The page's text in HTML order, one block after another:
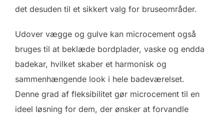
det desuden til et sikkert valg for bruseområder.
Udover vægge og gulve kan microcement også
bruges til at beklæde bordplader, vaske og endda
badekar, hvilket skaber et harmonisk og
sammenhængende look i hele badeværelset.
Denne grad af fleksibilitet gør microcement til en
ideel løsning for dem, der ønsker at forvandle